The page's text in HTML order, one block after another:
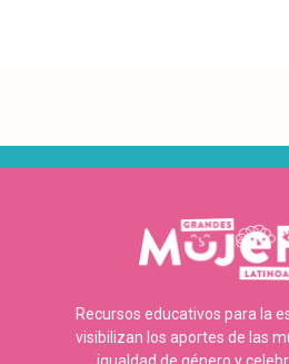
Recursos educativos para la
visibilizan los aportes de las
igualdad de género y